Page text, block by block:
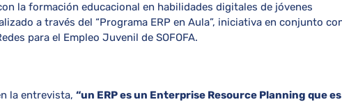
la formación educacional en habilidades digitales de jóvenes
a través del “Programa ERP en Aula”, iniciativa en conjunto
para el Empleo Juvenil de SOFOFA.
la entrevista, “un ERP es un Enterprise Resource Planning que